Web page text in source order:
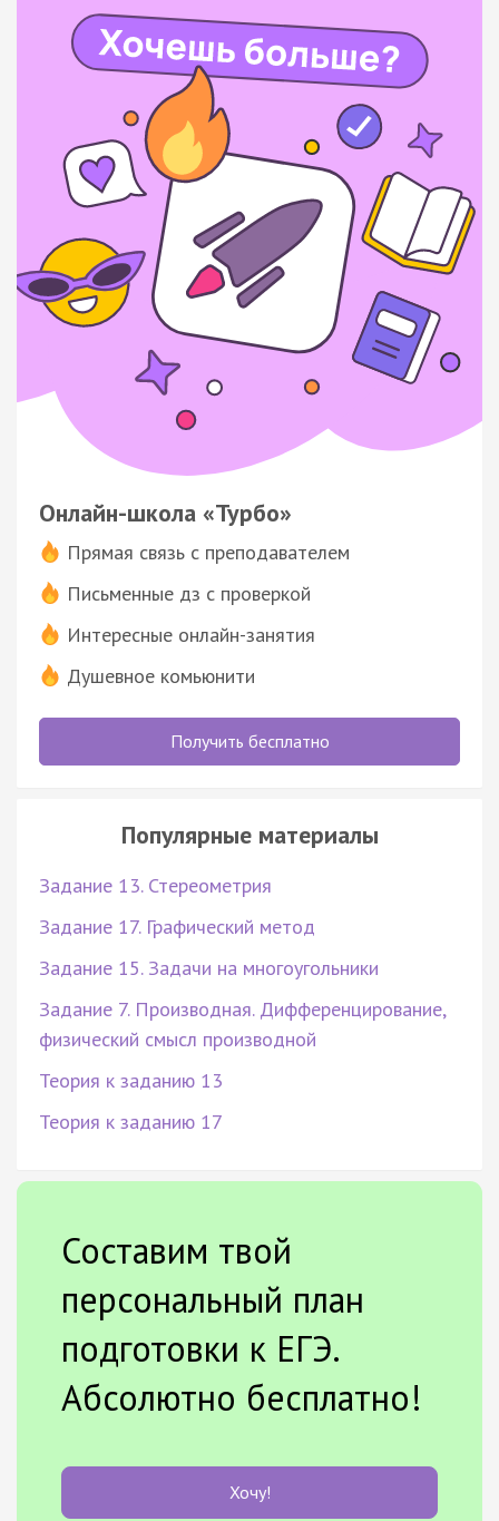
Онлайн-школа «Турбо»
Прямая связь с преподавателем
Письменные дз с проверкой
Интересные онлайн-занятия
Душевное комьюнити
Получить бесплатно
Популярные материалы
Задание 13. Стереометрия
Задание 17. Графический метод
Задание 15. Задачи на многоугольники
Задание 7. Производная. Дифференцирование,
физический смысл производной
Теория к заданию 13
Теория к заданию 17
Составим твой
персональный план
подготовки к ЕГЭ.
Абсолютно бесплатно!
Хочу!